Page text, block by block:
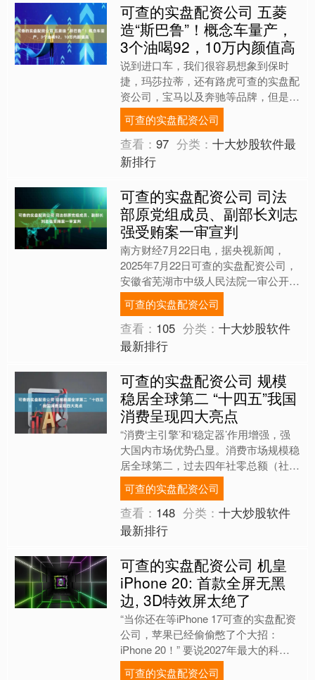
可查的实盘配资公司 五菱
造“斯巴鲁”！概念车量产，
3个油喝92，10万内颜值高
说到进口车，我们很容易想象到保时
捷，玛莎拉蒂，还有路虎可查的实盘配
资公司，宝马以及奔驰等品牌，但是我
们非常容易忽视一家车企，这家车企旗
下的新车严格意义上来说并不....
可查的实盘配资公司
查看：97 分类：十大炒股软件最
新排行
可查的实盘配资公司 司法
部原党组成员、副部长刘志
强受贿案一审宣判
南方财经7月22日电，据央视新闻，
2025年7月22日可查的实盘配资公司，
安徽省芜湖市中级人民法院一审公开宣
判司法部原党组成员、副部长刘志强受
贿案，对被告人刘志....
可查的实盘配资公司
查看： 105 分类：十大炒股软件
最新排行
可查的实盘配资公司 规模
稳居全球第二 “十四五”我国
消费呈现四大亮点
“消费‘主引擎’和‘稳定器’作用增强，强
大国内市场优势凸显。消费市场规模稳
居全球第二，过去四年社零总额（社会
消费品零售总额）年均增长5.5%，今
年有望突破50万....
可查的实盘配资公司
查看： 148 分类：十大炒股软件
最新排行
可查的实盘配资公司 机皇
iPhone 20: 首款全屏无黑
边, 3D特效屏太绝了
“当你还在等iPhone 17可查的实盘配资
公司，苹果已经偷偷憋了个大招：
iPhone 20！” 要说2027年最大的科技
盛事，非iPhone 20发布莫属。别....
可查的实盘配资公司